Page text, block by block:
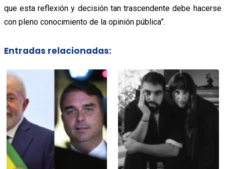
que esta reflexión y decisión tan trascendente debe hacerse
con pleno conocimiento de la opinión pública”.
Entradas relacionadas: